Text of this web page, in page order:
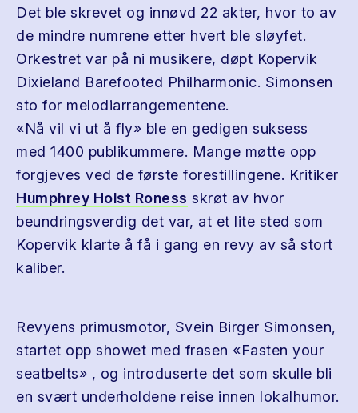
Det ble skrevet og innøvd 22 akter, hvor to av
de mindre numrene etter hvert ble sløyfet.
Orkestret var på ni musikere, døpt Kopervik
Dixieland Barefooted Philharmonic. Simonsen
sto for melodiarrangementene.
«Nå vil vi ut å fly» ble en gedigen suksess
med 1400 publikummere. Mange møtte opp
forgjeves ved de første forestillingene. Kritiker
Humphrey Holst Roness skrøt av hvor
beundringsverdig det var, at et lite sted som
Kopervik klarte å få i gang en revy av så stort
kaliber.
Revyens primusmotor, Svein Birger Simonsen,
startet opp showet med frasen «Fasten your
seatbelts» , og introduserte det som skulle bli
en svært underholdene reise innen lokalhumor.